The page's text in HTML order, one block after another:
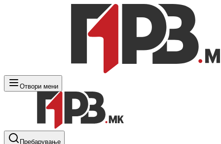
Отвори мени
Пребарување